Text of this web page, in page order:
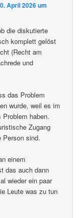
April 2026 um
die diskutierte
komplett gelöst
(Recht am
und
das Problem
wurde, weil es im
haben.
Zugang
Person sind.
einem
das auch dann
wieder ein paar
Leute was zu tun